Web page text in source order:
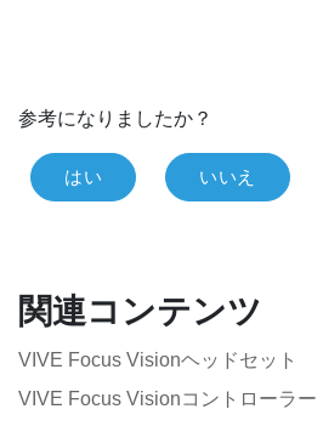
参考になりましたか？
はい いいえ
関連コンテンツ
VIVE Focus Visionヘッドセット
VIVE Focus Visionコントローラー